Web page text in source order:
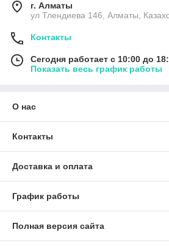
г. Алматы
ул Тлендиева 146, Алматы,
Контакты
Сегодня работает с 10:00 до
Показать весь график работы
О нас
Контакты
Доставка и оплата
График работы
Полная версия сайта